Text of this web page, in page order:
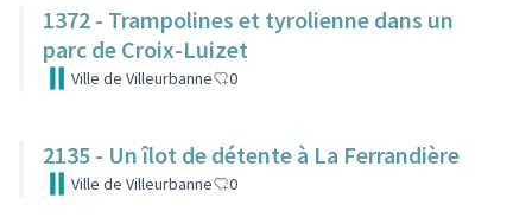
1372 - Trampolines et tyrolienne dans un
parc de Croix-Luizet
Ville de Villeurbanne 0
2135 - Un îlot de détente à La Ferrandière
Ville de Villeurbanne 0